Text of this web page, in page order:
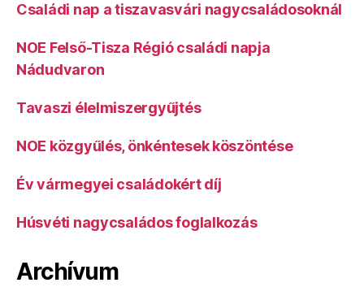
Családi nap a tiszavasvári nagycsaládosoknál
NOE Felső-Tisza Régió családi napja
Nádudvaron
Tavaszi élelmiszergyűjtés
NOE közgyűlés, önkéntesek köszöntése
Év vármegyei családokért díj
Húsvéti nagycsaládos foglalkozás
Archívum